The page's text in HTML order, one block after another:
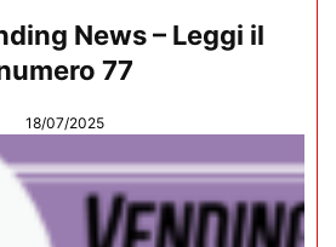
News – Leggi il
77
18/07/2025